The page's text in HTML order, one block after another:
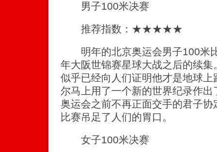
男子100米决赛
推荐指数：★★★★★
明年的北京奥运会男子100米
年大阪世锦赛星球大战之后的续
似乎已经向人们证明他才是地球
尔马上用了一个新的世界纪录作
奥运会之前不再正面交手的君子
比赛吊足了人们的胃口。
女子100米决赛